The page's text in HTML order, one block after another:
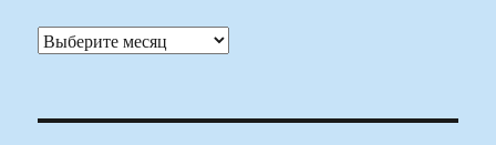
Архивы